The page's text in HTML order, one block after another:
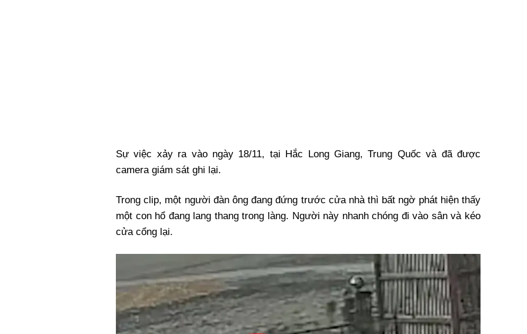
Sự việc xảy ra vào ngày 18/11, tại Hắc Long Giang, Trung Quốc và đã được
camera giám sát ghi lại.
Trong clip, một người đàn ông đang đứng trước cửa nhà thì bất ngờ phát hiện thấy
một con hổ đang lang thang trong làng. Người này nhanh chóng đi vào sân và kéo
cửa cổng lại.